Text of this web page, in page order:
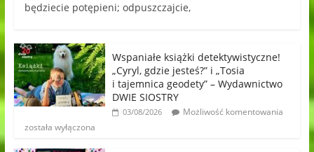
będziecie potępieni; odpuszczajcie,
Wspaniałe książki detektywistyczne!
„Cyryl, gdzie jesteś?” i „Tosia
i tajemnica geodety” – Wydawnictwo
DWIE SIOSTRY
03/08/2026
Możliwość komentowania
została wyłączona